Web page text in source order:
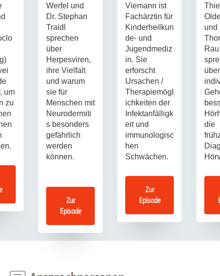
um
zu
Werfel und
Dr. Stephan
Traidl
sprechen
über
Herpesviren,
ihre Vielfalt
und warum
sie für
Menschen mit
Neurodermiti
s besonders
gefährlich
werden
können.
Zur
Episode
Viemann ist
Fachärztin für
Kinderheilkun
de- und
Jugendmediz
in. Sie
erforscht
Ursachen /
Therapiemögl
ichkeiten der
Infektanfälligk
eit und
immunologisc
hen
Schwächen.
Zur
Episode
und
über
die